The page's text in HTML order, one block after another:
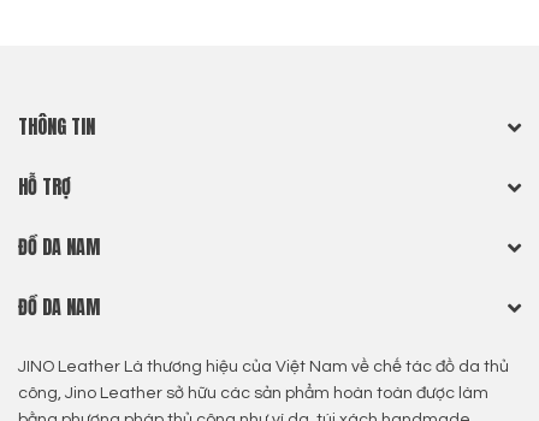
THÔNG TIN
HỖ TRỢ
ĐỒ DA NAM
ĐỒ DA NAM
JINO Leather Là thương hiệu của Việt Nam về chế tác đồ da thủ
công, Jino Leather sở hữu các sản phẩm hoàn toàn được làm